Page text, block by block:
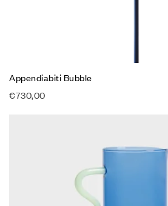
Appendiabiti Bubble
€730,00